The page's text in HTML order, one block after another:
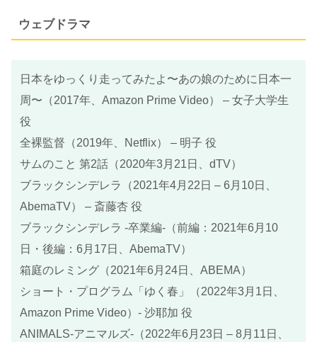
ウェブドラマ
日本をゆっくり走ってみたよ〜あの娘のために日本一
周〜（2017年、Amazon Prime Video） – 女子大学生
役
全裸監督（2019年、Netflix） – 明子 役
サムのこと 第2話（2020年3月21日、dTV）
ブラックシンデレラ（2021年4月22日 – 6月10日、
AbemaTV） – 斎藤杏 役
ブラックシンデレラ -卒業編-（前編：2021年6月10
日・後編：6月17日、AbemaTV）
箱庭のレミング（2021年6月24日、ABEMA）
ショート・プログラム「ゆく春」（2022年3月1日、
Amazon Prime Video）- 沙耶加 役
ANIMALS‐アニマルズ‐（2022年6月23日 – 8月11日、